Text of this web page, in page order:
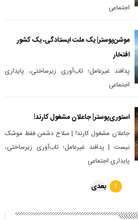
اجتماعی
موشن‌پوستر| یک ملت ایستادگی، یک کشور
افتخار
پدافند غیرعامل؛ تاب‌آوری زیرساختی، پایداری
اجتماعی
استوری‌پوستر| جاعلان مشغول کارند!
جاعلان مشغول کارند! | سلاح دشمن فقط موشک
نیست | پدافند غیرعامل؛ تاب‌آوری زیرساختی،
پایداری اجتماعی
۱ بعدی